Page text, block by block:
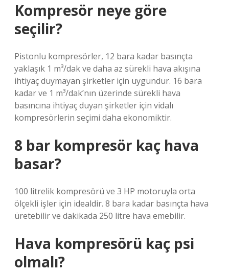
Kompresör neye göre
seçilir?
Pistonlu kompresörler, 12 bara kadar basınçta
yaklaşık 1 m³/dak ve daha az sürekli hava akışına
ihtiyaç duymayan şirketler için uygundur. 16 bara
kadar ve 1 m³/dak’nın üzerinde sürekli hava
basıncına ihtiyaç duyan şirketler için vidalı
kompresörlerin seçimi daha ekonomiktir.
8 bar kompresör kaç hava
basar?
100 litrelik kompresörü ve 3 HP motoruyla orta
ölçekli işler için idealdir. 8 bara kadar basınçta hava
üretebilir ve dakikada 250 litre hava emebilir.
Hava kompresörü kaç psi
olmalı?